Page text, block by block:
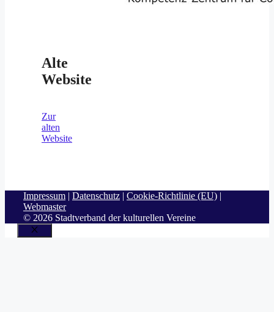
Alte
Website
Zur
alten
Website
Impressum | Datenschutz | Cookie-Richtlinie (EU) |
Webmaster
© 2026 Stadtverband der kulturellen Vereine
Schließen